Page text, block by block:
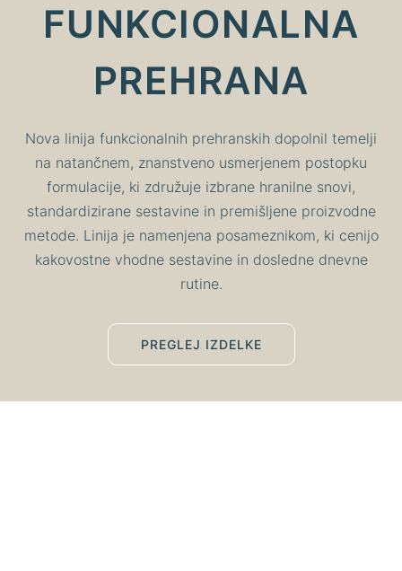
FUNKCIONALNA
PREHRANA
Nova linija funkcionalnih prehranskih dopolnil temelji
na natančnem, znanstveno usmerjenem postopku
formulacije, ki združuje izbrane hranilne snovi,
standardizirane sestavine in premišljene proizvodne
metode. Linija je namenjena posameznikom, ki cenijo
kakovostne vhodne sestavine in dosledne dnevne
rutine.
PREGLEJ IZDELKE